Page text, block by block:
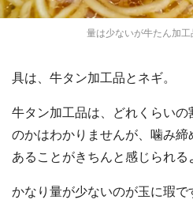
量は少ないが牛たん加
具は、牛タン加工品とネギ。
牛タン加工品は、どれくらい
のかはわかりませんが、噛み
あることがきちんと感じられる
かなり量が少ないのが玉に瑕